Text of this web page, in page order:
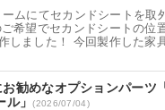
ムにてセカンドシートを取
希望でセカンドシートの位
しました！ 今回製作した家
勧めなオプションパーツ
ル」(2026/07/04)